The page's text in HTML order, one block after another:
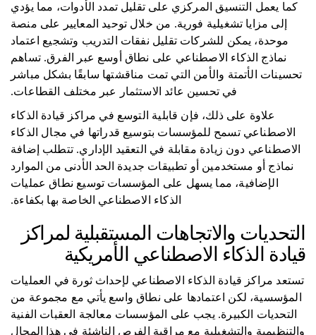
كما يعمل التنسيق المركزي على تقليل تمدد الأدوات، مما يؤدي
إلى مزايا تشغيلية فورية. من خلال توحيد المعايير على منصة
موحدة، يمكن للشركات تقليل نفقات التدريب وتشجيع اعتماد
نماذج الذكاء الاصطناعي على نطاق أوسع عبر الفرق. تساهم
تحسينات الأتمتة والأمن التي تمت مناقشتها سابقًا بشكل مباشر
في تحسين عائد الاستثمار عبر مختلف القطاعات.
علاوة على ذلك، فإن قابلية التوسع في مراكز قيادة الذكاء
الاصطناعي تسمح للمؤسسات بتوسيع قدراتها في مجال الذكاء
الاصطناعي دون زيادة مقابلة في التعقيد الإداري. تتطلب إضافة
نماذج أو مستخدمين أو تطبيقات جديدة الحد الأدنى من الموارد
الإضافية، مما يسهل على المؤسسات توسيع نطاق عمليات
الذكاء الاصطناعي الخاصة بها بكفاءة.
التحديات والاتجاهات المستقبلية لمراكز
قيادة الذكاء الاصطناعي الأمريكية
تستعد مراكز قيادة الذكاء الاصطناعي لإحداث ثورة في العمليات
المؤسسية، لكن اعتمادها على نطاق واسع يأتي مع مجموعة من
التحديات الكبيرة. يجب على المؤسسات معالجة العقبات الفنية
والتنظيمية والتشغيلية مع مراقبة الفرص الناشئة في هذا المجال